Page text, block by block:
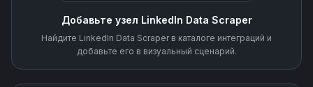
Добавьте узел LinkedIn Data Scraper
Найдите LinkedIn Data Scraper в каталоге интеграций и
добавьте его в визуальный сценарий.